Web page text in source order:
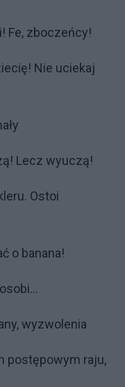
Fe, zboczeńcy!
Nie uciekaj
Lecz wyuczą!
Ostoi
o banana!
wyzwolenia
postępowym raju,